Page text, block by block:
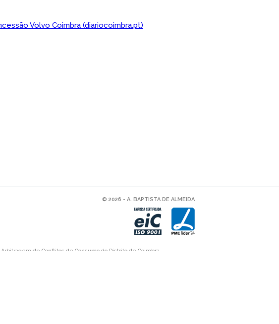
Volvo Coimbra (diariocoimbra.pt)
© 2026 - A. BAPTISTA DE ALMEIDA
de Conflitos de Consumo do Distrito de Coimbra.